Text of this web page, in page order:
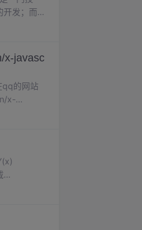
开发；而
发最佳
x-javasc
qq的网站
x-